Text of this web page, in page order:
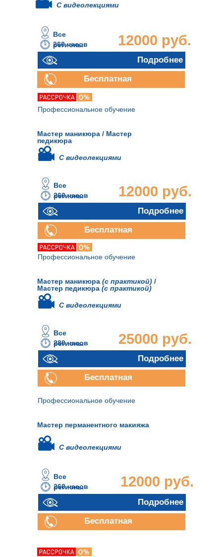
Мастер маникюра / Мастер
педикюра
260 часов 12000 руб.
Все
регионы
Профессиональное обучение
Подробнее
Бесплатная
консультация
260 часов 12000 руб.
Все
регионы
Подробнее
Бесплатная
консультация
С видеолекциями
С видеолекциями
Мастер маникюра (с практикой) /
Мастер педикюра (с практикой)
280 часов 25000 руб.
Все
регионы
Профессиональное обучение
Подробнее
Бесплатная
С видеолекциями
Мастер перманентного макияжа
260 часов
Все
регионы
Профессиональное обучение
Подробнее
Бесплатная
С видеолекциями
12000 руб.